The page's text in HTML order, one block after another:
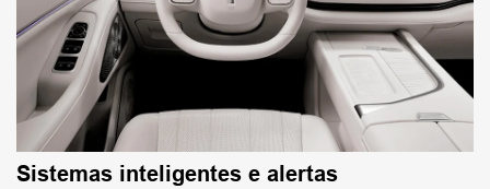
Sistemas inteligentes e alertas